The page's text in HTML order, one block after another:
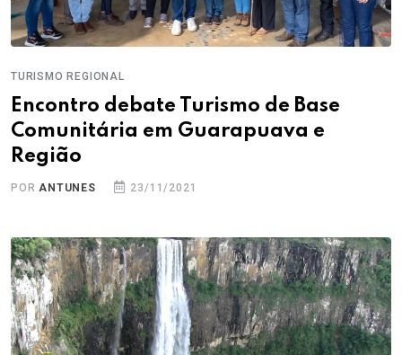
TURISMO REGIONAL
Encontro debate Turismo de Base
Comunitária em Guarapuava e
Região
POR ANTUNES 23/11/2021